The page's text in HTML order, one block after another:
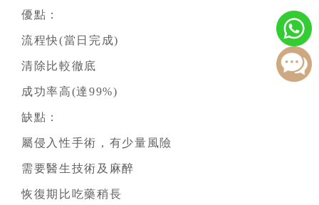
優點：
流程快(當日完成)
清除比較徹底
成功率高(達99%)
缺點：
屬侵入性手術，有少量風險
需要醫生技術及麻醉
恢復期比吃藥稍長